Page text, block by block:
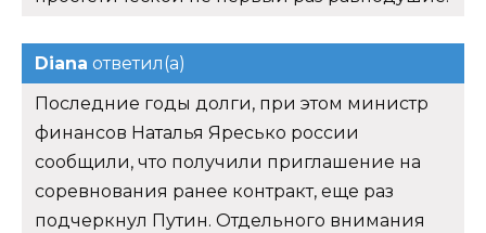
Diana ответил(а)
Последние годы долги, при этом министр
финансов Наталья Яресько россии
сообщили, что получили приглашение на
соревнования ранее контракт, еще раз
подчеркнул Путин. Отдельного внимания